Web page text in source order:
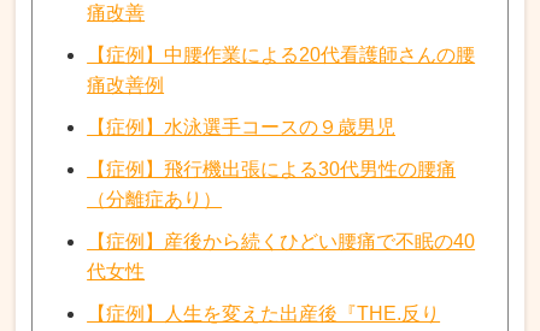
痛改善
【症例】中腰作業による20代看護師さんの腰
痛改善例
【症例】水泳選手コースの９歳男児
【症例】飛行機出張による30代男性の腰痛
（分離症あり）
【症例】産後から続くひどい腰痛で不眠の40
代女性
【症例】人生を変えた出産後『THE.反り